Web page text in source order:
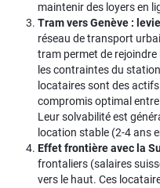
maintenir des loyers en
Tram vers Genève :
réseau de transport
tram permet de
les contraintes du
locataires sont des
compromis optimal
Leur solvabilité est
location stable (2-4 ans
Effet frontière avec la
frontaliers (salaires
vers le haut. Ces